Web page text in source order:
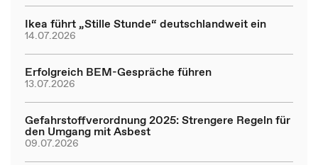
Ikea führt „Stille Stunde“ deutschlandweit ein
14.07.2026
Erfolgreich BEM-Gespräche führen
13.07.2026
Gefahrstoffverordnung 2025: Strengere Regeln für
den Umgang mit Asbest
09.07.2026